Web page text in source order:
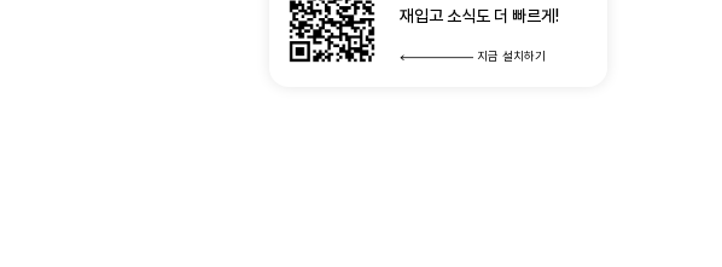
재입고 소식도 더 빠르게!
지금 설치하기